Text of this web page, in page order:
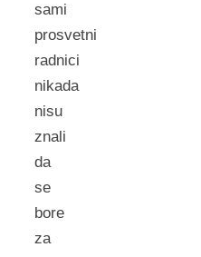
sami
prosvetni
radnici
nikada
nisu
znali
da
se
bore
za